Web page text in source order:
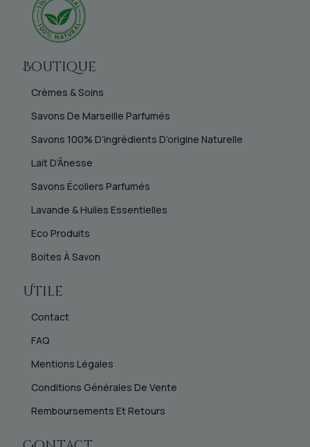
Boutique
Crèmes & Soins
Savons De Marseille Parfumés
Savons 100% D’ingrédients D’origine Naturelle
Lait D’Ânesse
Savons Écoliers Parfumés
Lavande & Huiles Essentielles
Eco Produits
Boites À Savon
Utile
Contact
FAQ
Mentions Légales
Conditions Générales De Vente
Remboursements Et Retours